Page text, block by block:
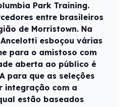
Park Training.
entre brasileiros
de Morristown. Na
esboçou várias
para o amistoso com
aberta ao público é
para que as seleções
integração com a
estão baseados